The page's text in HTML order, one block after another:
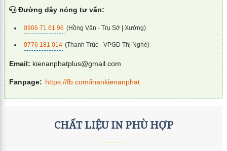
Đường dây nóng tư vấn:
0906 71 61 96 (Hồng Vân - Trụ Sở | Xưởng)
0776 181 014 (Thanh Trúc - VPGD Thị Nghè)
Email: kienanphatplus@gmail.com
Fanpage: https://fb.com/inankienanphat
CHẤT LIỆU IN PHÙ HỢP